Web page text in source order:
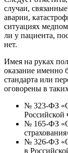
случаи,
аварии,
ситуациях
ли у пациента,
нет.
Имея на руках
оказание именно
стандарта или
оговорены в
№ 323‑ФЗ
Российской
№ 165-ФЗ
№ 326-ФЗ
в